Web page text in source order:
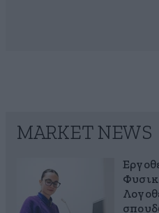
MARKET NEWS